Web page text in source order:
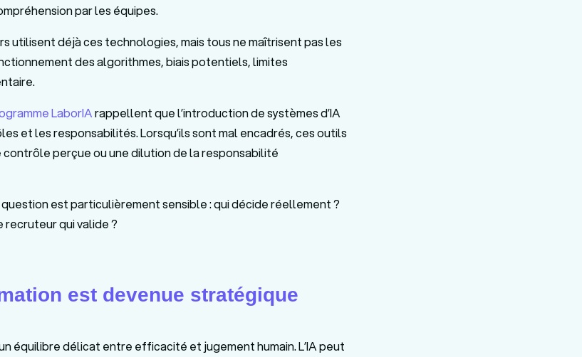
par les équipes.
utilisent déjà ces technologies, mais tous ne maîtrisent pas les
des algorithmes, biais potentiels, limites
LaborIArappellent que l’introduction de systèmes d’IA
et les responsabilités. Lorsqu’ils sont mal encadrés, ces outils
perçue ou une dilution de la responsabilité
est particulièrement sensible : qui décide réellement ?
recruteur qui valide ?
est devenue stratégique
équilibre délicat entre efficacité et jugement humain. L’IA peut